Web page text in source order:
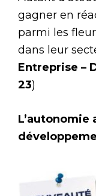
gagner en
parmi les
dans leur
Entreprise –
23)
L’autonomie